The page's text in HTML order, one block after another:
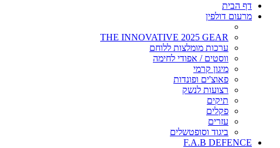
דף הבית
מרעום דולפין
THE INNOVATIVE 2025 GEAR
ערכות מומלצות ללוחם
ווסטים / אפודי לחימה
מיגון קרמי
פאוצ'ים ופונדות
רצועות לנשק
תיקים
פקלים
עזרים
ביגוד וסופטשלים
F.A.B DEFENCE